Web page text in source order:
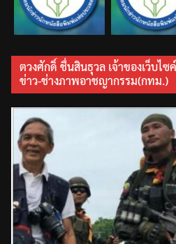
ตวงศักดิ์ ชื่นสินธุวล เจ้าของเว็บไ
ข่าว-ช่างภาพอาชญากรรม(กทม.)